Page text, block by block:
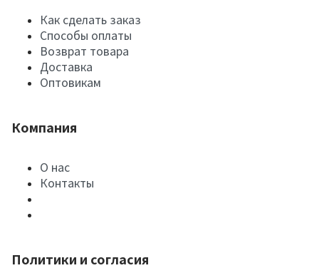
Как сделать заказ
Способы оплаты
Возврат товара
Доставка
Оптовикам
Компания
О нас
Контакты
Политики и согласия